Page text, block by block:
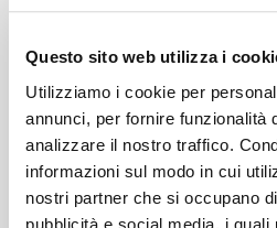
Questo sito web utilizza i
Utilizziamo i cookie per
annunci, per fornire funzionalità
analizzare il nostro traffico.
informazioni sul modo in cui
nostri partner che si occupano
pubblicità e social media, i quali
Alan Tam
3 Qian Mian Nu Lang
Version)
Alan Tam
4 Gen(Album Version)
Alan Tam
5 Qiang Sheng De Xiao
CHI